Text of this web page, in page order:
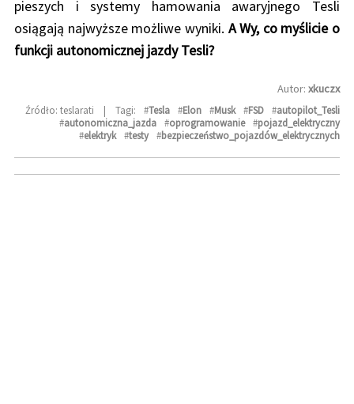
pieszych i systemy hamowania awaryjnego Tesli
osiągają najwyższe możliwe wyniki. A Wy, co myślicie o
funkcji autonomicznej jazdy Tesli?
Autor:xkuczx
Źródło: teslarati | Tagi: #Tesla #Elon #Musk #FSD #autopilot_Tesli
#autonomiczna_jazda #oprogramowanie #pojazd_elektryczny
#elektryk #testy #bezpieczeństwo_pojazdów_elektrycznych